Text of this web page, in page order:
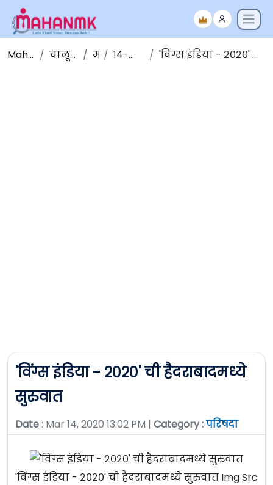
Maha NMK चालू घडामोडी मार्च १४-मार्च-२०२० 'विंग्स इंडिया - २०२०' ची हैदराबादमध्ये सुरुवात
'विंग्स इंडिया - २०२०' ची हैदराबादमध्ये
सुरुवात
Date: Mar 14, 2020 13:02 PM | Category :परिषदा
'विंग्स इंडिया - २०२०' ची हैदराबादमध्ये सुरुवात Img Src